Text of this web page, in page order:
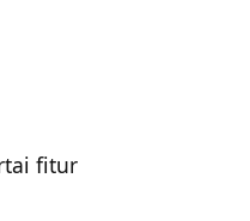
fitur